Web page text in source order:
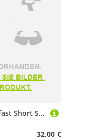
Oxdog Delta Quadfast Short Sleeve T-shirt Schwarz S Mann
32,00 €